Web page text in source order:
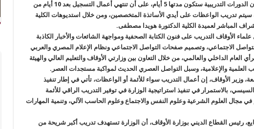
وقالت الوزارة في بيان لها، إن الدورات التدريبية ستكون مدتها 5 أيام، على أن تنتهي أعمال التسجيل بعد 10 أيام من
سيتم تدريب الواعظات على أيدي الأساتذة المتخصصين، ومن خلال استديوهات الكلية
المباشر لعميدة الكلية الدكتورة هويدا مصطفى.
الأوقاف التدريب على فنون الكتابة الصحفية ومواجهة الشائعات والأخبار الكاذبة
الاجتماعي، وتصميم صفحات التواصل الاجتماعي ونظام الإعلام المصري والعربي
العام الداخلي والعالمي، من خلال التعاون بين وزارتي الأوقاف والتعليم العالي والهيئة
العلمية والإعلامية، وسبل التواصل العصري الحديث لمواكبة مستجدات العصر.
وزير الأوقاف، إن أعمال التدريب سواء للأئمة أو الواعظات، تأتي في إطار تنفيذ
بالاستمرار في تنفيذ استراتيجية الوزارة في توفير التدريب الراقي للأئمة
في مجال العلوم الشرعية وعلوم النفس والاجتماع وعلوم الحاسب الآلي، وتنمية المهارات
رئيس القطاع الديني بوزارة الأوقاف، أن الوزارة تستهدف تدريب أكبر شريحة من